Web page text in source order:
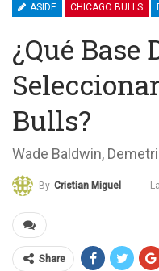
ASIDE CHICAGO BULLS
¿Qué Base
Bulls?
Wade Baldwin,
By Cristian Miguel
Share